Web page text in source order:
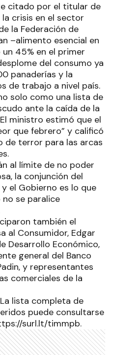
citado por el titular de
crisis en el sector
la Federación de
–alimento esencial en
45% en el primer
del consumo ya
panaderías y la
de trabajo a nivel país.
solo como una lista de
ante la caída de la
ministro estimó que el
que febrero” y calificó
de terror para las arcas
al límite de no poder
la conjunción del
el Gobierno es lo que
se paralice
también el
al Consumidor, Edgar
Desarrollo Económico,
general del Banco
y representantes
comerciales de la
lista completa de
puede consultarse
surl.lt/timmpb.